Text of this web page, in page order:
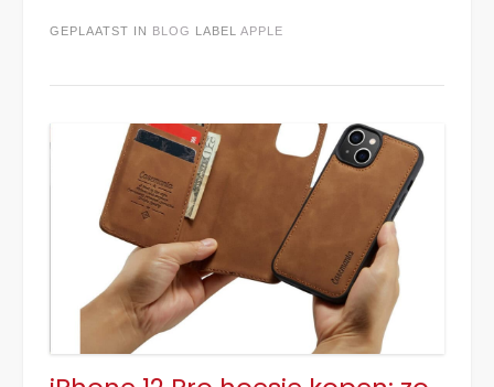
GEPLAATST IN BLOG LABEL APPLE